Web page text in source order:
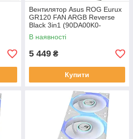
Вентилятор Asus ROG Eurux
GR120 FAN ARGB Reverse
Black 3in1 (90DA00K0-
B09020)
В наявності
5 449 ₴
Купити